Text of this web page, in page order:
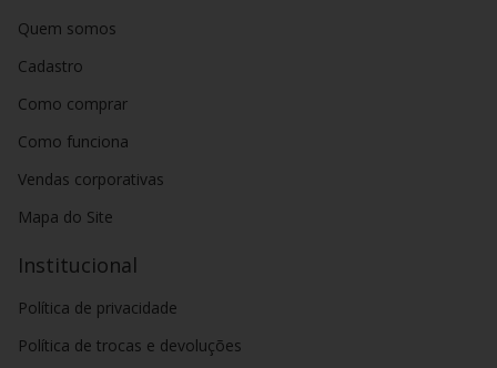
Quem somos
Cadastro
Como comprar
Como funciona
Vendas corporativas
Mapa do Site
Institucional
Política de privacidade
Política de trocas e devoluções